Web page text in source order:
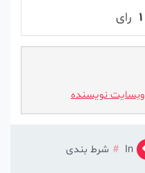
۱ رای
وبسایت نویسنده
In شرط بندی